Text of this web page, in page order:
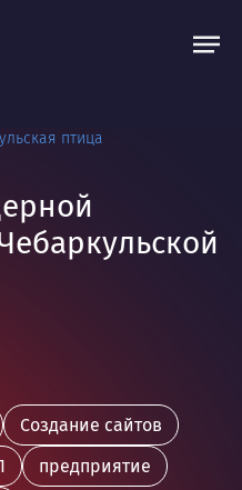
птица
Создание сайтов
предприятие